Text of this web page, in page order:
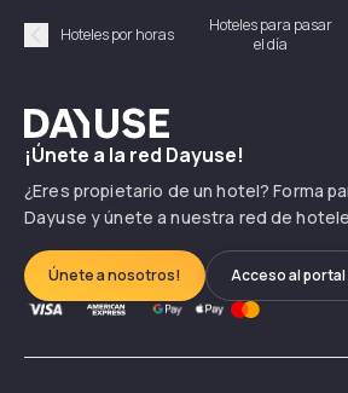
Précédent
Hoteles por horas
Hoteles para pasar
el día
Dayuse
¡Únete a la red Dayuse!
¿Eres propietario de un hotel? Forma
Dayuse y únete a nuestra red de
Únete a nosotros! Acceso al portal